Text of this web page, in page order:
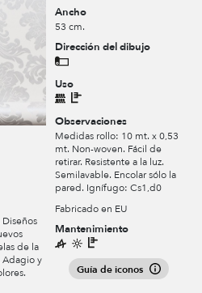
de la
Adagio y
Ancho
53 cm.
Dirección del dibujo
Uso
Observaciones
Medidas rollo: 10 mt. x 0,53
mt. Non-woven. Fácil de
retirar. Resistente a la luz.
Semilavable. Encolar sólo la
pared. Ignífugo: Cs1,d0
Fabricado en EU
Mantenimiento
Guía de iconos